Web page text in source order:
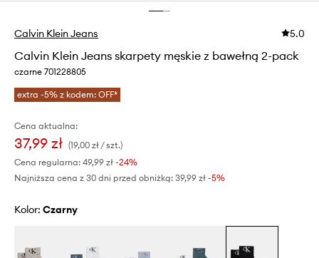
Calvin Klein Jeans 5.0
Calvin Klein Jeans skarpety męskie z bawełną 2-pack
czarne 701228805
extra -5% z kodem: OFF*
Cena aktualna:
37,99 zł (19,00 zł / szt.)
Cena regularna: 49,99 zł -24%
Najniższa cena z 30 dni przed obniżką: 39,99 zł -5%
Kolor: czarny